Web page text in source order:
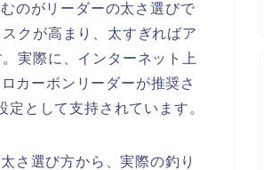
のがリーダーの太さ選びで
クが高まり、太すぎればア
実際に、インターネット上
カーボンリーダーが推奨さ
として支持されています。
さ選び方から、実際の釣り